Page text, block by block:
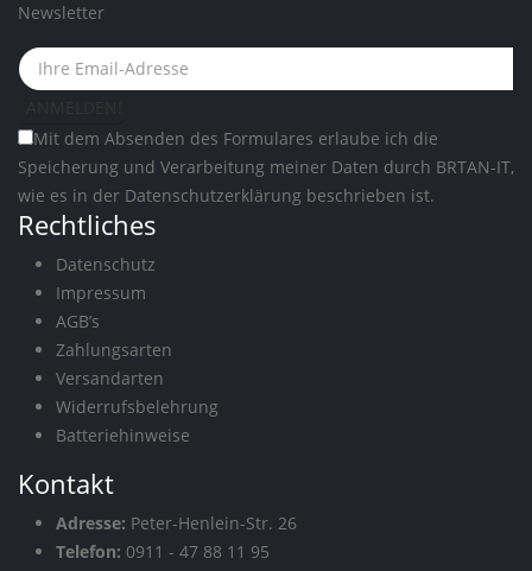
Newsletter
Mit dem Absenden des Formulares erlaube ich die
Speicherung und Verarbeitung meiner Daten durch BRTAN-IT,
wie es in der Datenschutzerklärung beschrieben ist.
Rechtliches
Datenschutz
Impressum
AGB’s
Zahlungsarten
Versandarten
Widerrufsbelehrung
Batteriehinweise
Kontakt
Adresse: Peter-Henlein-Str. 26
Telefon: 0911 - 47 88 11 95